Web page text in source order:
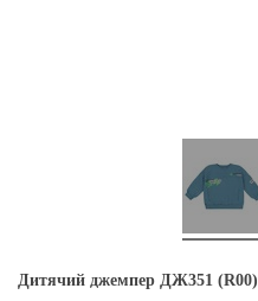
Дитячий джемпер ДЖ351 (R00)